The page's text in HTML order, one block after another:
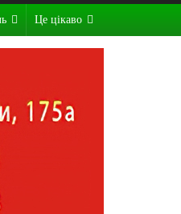
Це цікаво